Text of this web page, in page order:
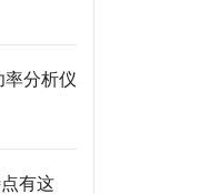
率分析仪
有这